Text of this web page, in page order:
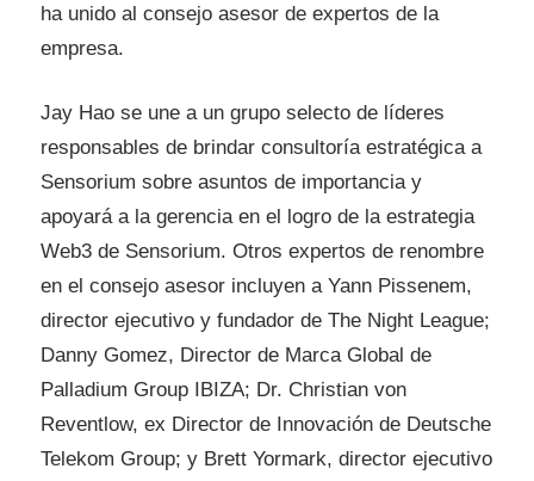
ha unido al consejo asesor de expertos de la
empresa.
Jay Hao se une a un grupo selecto de líderes
responsables de brindar consultoría estratégica a
Sensorium sobre asuntos de importancia y
apoyará a la gerencia en el logro de la estrategia
Web3 de Sensorium. Otros expertos de renombre
en el consejo asesor incluyen a Yann Pissenem,
director ejecutivo y fundador de The Night League;
Danny Gomez, Director de Marca Global de
Palladium Group IBIZA; Dr. Christian von
Reventlow, ex Director de Innovación de Deutsche
Telekom Group; y Brett Yormark, director ejecutivo